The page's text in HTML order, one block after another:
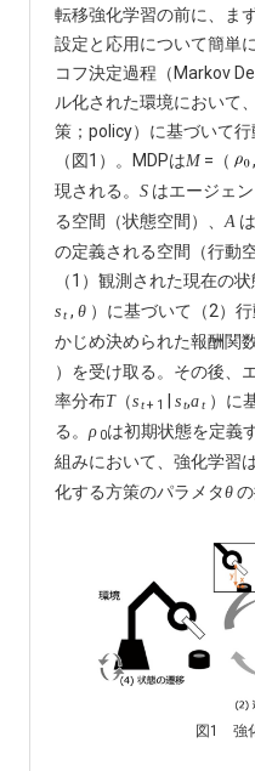
転移強化学習の前に、ま
設定と応用について簡単
コフ決定過程（Markov
ル化された環境において
策；policy）に基づいて
（図1）。MDPはM =（ ,
現される。 S はエージェ
る空間（状態空間）、 A
の定義される空間（行動
（1）観測された現在の
st, θ ）に基づいて（2）行
かじめ決められた報酬関
）を受け取る。その後、
率分布T（st+ 1 st,at）に
る。 ρ 0は初期状態を定義
組みにおいて、強化学習
化する方策のパラメタθ
図1 強